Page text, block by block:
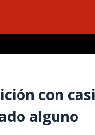
con casi
alguno